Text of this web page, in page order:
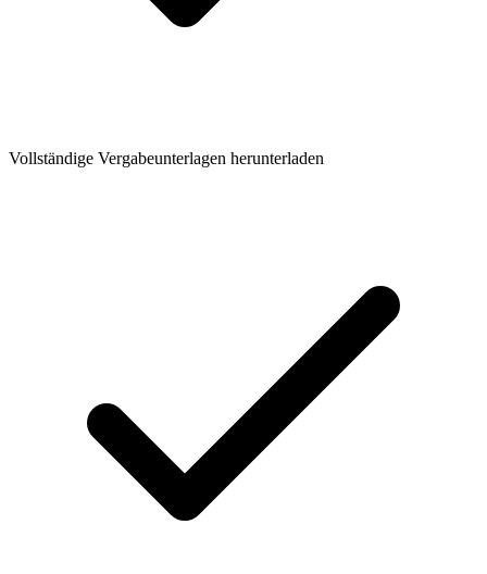
Vollständige Vergabeunterlagen herunterladen